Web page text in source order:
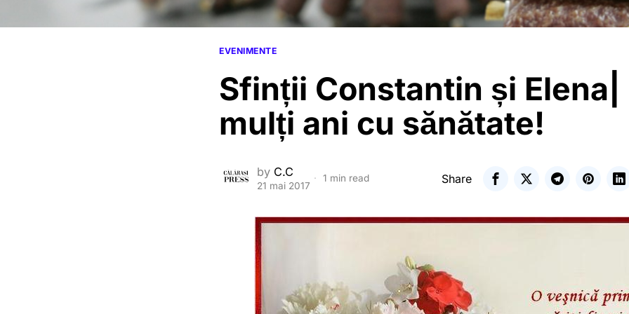
EVENIMENTE
Sfinții Constantin și Elena|
mulți ani cu sănătate!
by C.C
21 mai 2017
1 min read Share